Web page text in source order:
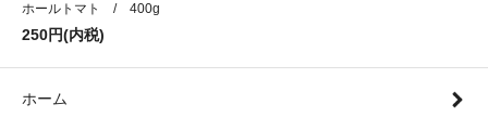
ホールトマト / 400g
250円(内税)
ホーム